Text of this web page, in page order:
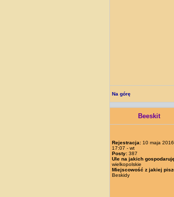
Na górę
Beeskit
Rejestracja: 10 maja 2016,
17:07 - wt
Posty: 387
Ule na jakich
wielkopolskie
Miejscowość z jakiej
Beskidy